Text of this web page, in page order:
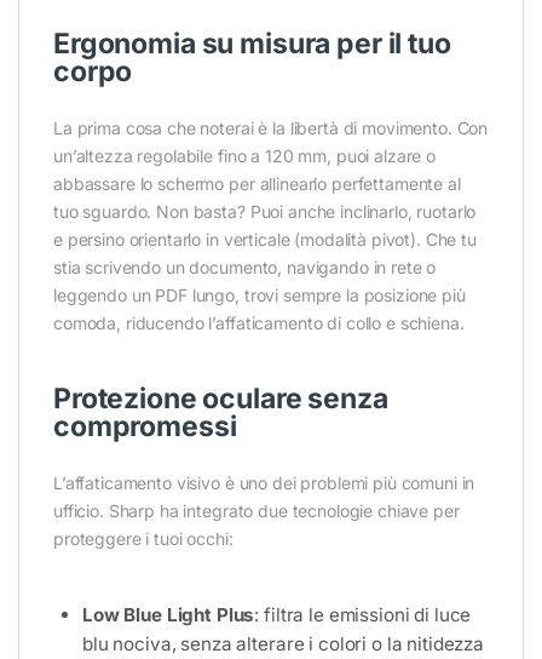
Ergonomia su misura per il tuo
corpo
La prima cosa che noterai è la libertà di movimento. Con
un’altezza regolabile fino a 120 mm, puoi alzare o
abbassare lo schermo per allinearlo perfettamente al
tuo sguardo. Non basta? Puoi anche inclinarlo, ruotarlo
e persino orientarlo in verticale (modalità pivot). Che tu
stia scrivendo un documento, navigando in rete o
leggendo un PDF lungo, trovi sempre la posizione più
comoda, riducendo l’affaticamento di collo e schiena.
Protezione oculare senza
compromessi
L’affaticamento visivo è uno dei problemi più comuni in
ufficio. Sharp ha integrato due tecnologie chiave per
proteggere i tuoi occhi:
Low Blue Light Plus: filtra le emissioni di luce
blu nociva, senza alterare i colori o la nitidezza